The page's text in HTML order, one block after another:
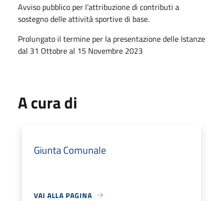
Avviso pubblico per l'attribuzione di contributi a
sostegno delle attività sportive di base.
Prolungato il termine per la presentazione delle Istanze
dal 31 Ottobre al 15 Novembre 2023
A cura di
Giunta Comunale
VAI ALLA PAGINA